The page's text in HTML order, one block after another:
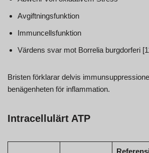
Avgiftningsfunktion
Immuncellsfunktion
Värdens svar mot Borrelia burgdorferi
Bristen förklarar delvis
benägenheten för inflammation.
Intracellulärt ATP